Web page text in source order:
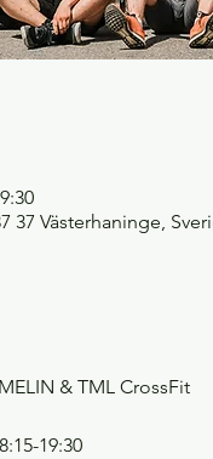
37 Västerhaninge,
& TML CrossFit
19:30